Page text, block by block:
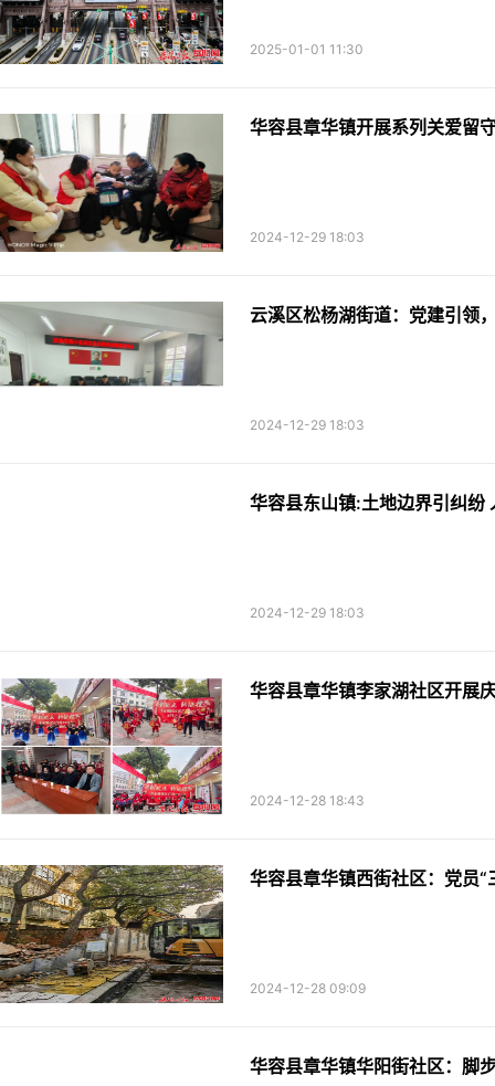
2025-01-01 11:30
华容县章华镇开展系列关爱留
2024-12-29 18:03
云溪区松杨湖街道：党建引领
2024-12-29 18:03
华容县东山镇:土地边界引纠纷
2024-12-29 18:03
华容县章华镇李家湖社区开展
2024-12-28 18:43
华容县章华镇西街社区：党员
2024-12-28 09:09
华容县章华镇华阳街社区：脚